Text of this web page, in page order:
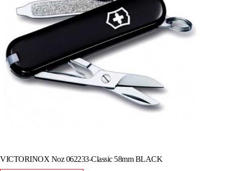
VICTORINOX Noz 062233-Classic 58mm BLACK